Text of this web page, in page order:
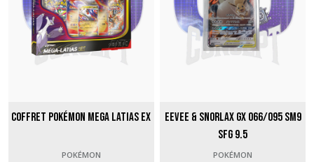
Coffret Pokémon Mega Latias Ex
POKÉMON
Eevee & Snorlax GX 066/095 SM9
SFG 9.5
POKÉMON